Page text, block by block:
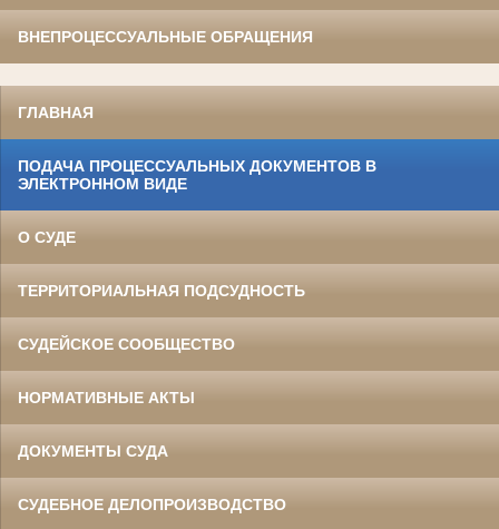
ВНЕПРОЦЕССУАЛЬНЫЕ ОБРАЩЕНИЯ
ГЛАВНАЯ
ПОДАЧА ПРОЦЕССУАЛЬНЫХ ДОКУМЕНТОВ В
ЭЛЕКТРОННОМ ВИДЕ
О СУДЕ
ТЕРРИТОРИАЛЬНАЯ ПОДСУДНОСТЬ
СУДЕЙСКОЕ СООБЩЕСТВО
НОРМАТИВНЫЕ АКТЫ
ДОКУМЕНТЫ СУДА
СУДЕБНОЕ ДЕЛОПРОИЗВОДСТВО